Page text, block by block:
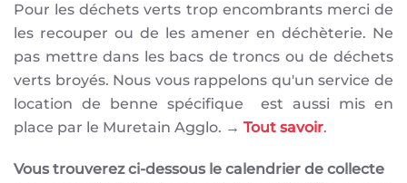
Pour les déchets verts trop encombrants merci de
les recouper ou de les amener en déchèterie. Ne
pas mettre dans les bacs de troncs ou de déchets
verts broyés. Nous vous rappelons qu'un service de
location de benne spécifique est aussi mis en
place par le Muretain Agglo. → Tout savoir.
Vous trouverez ci-dessous le calendrier de collecte